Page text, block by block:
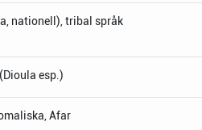
nationell), tribal språk
esp.)
Afar